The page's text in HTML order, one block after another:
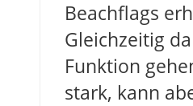
Beachflags
Gleichzeitig
Funktion
stark, kann